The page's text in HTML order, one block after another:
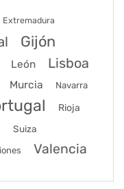
Extremadura
Gijón
León Lisboa
Murcia Navarra
Rioja
Suiza
Valencia